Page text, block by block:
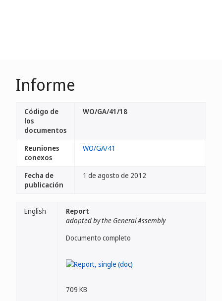
Informe
Código de
los
documentos
WO/GA/41/18
Reuniones
conexos
WO/GA/41
Fecha de
publicación
1 de agosto de 2012
English
Report
adopted by the General Assembly
Documento completo
709 KB